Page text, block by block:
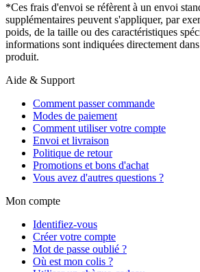
*Ces frais d'envoi se réfèrent à un envoi
supplémentaires peuvent s'appliquer, par
poids, de la taille ou des caractéristiques
informations sont indiquées directement
produit.
Aide & Support
Comment passer commande
Modes de paiement
Comment utiliser votre compte
Envoi et livraison
Politique de retour
Promotions et bons d'achat
Vous avez d'autres questions ?
Mon compte
Identifiez-vous
Créer votre compte
Mot de passe oublié ?
Où est mon colis ?